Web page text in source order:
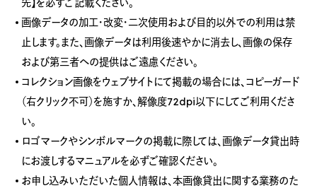
画像データの加工・改変・二次使用および目的以外での利用は禁
止します。また、画像データは利用後速やかに消去し、画像の保存
および第三者への提供はご遠慮ください。
コレクション画像をウェブサイトにて掲載の場合には、コピーガード
（右クリック不可）を施すか、解像度72dpi以下にしてご利用くださ
い。
ロゴマークやシンボルマークの掲載に際しては、画像データ貸出時
にお渡しするマニュアルを必ずご確認ください。
お申し込みいただいた個人情報は、本画像貸出に関する業務のた